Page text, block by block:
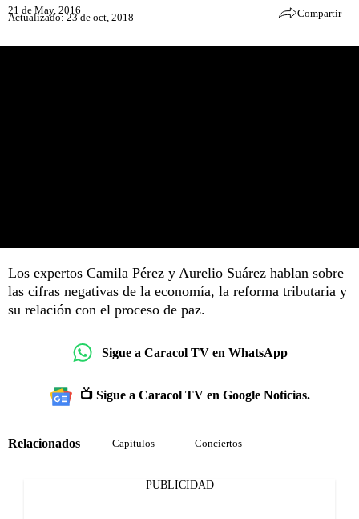
21 de May, 2016
Actualizado: 23 de oct, 2018 Compartir
Los expertos Camila Pérez y Aurelio Suárez hablan sobre
las cifras negativas de la economía, la reforma tributaria y
su relación con el proceso de paz.
Sigue a Caracol TV en WhatsApp
📺 Sigue a Caracol TV en Google Noticias.
Relacionados Capítulos Conciertos
PUBLICIDAD